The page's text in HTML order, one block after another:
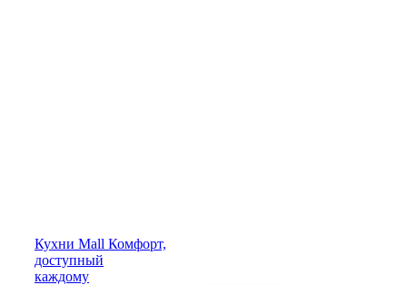
Кухни Mall Комфорт,
доступный
каждому